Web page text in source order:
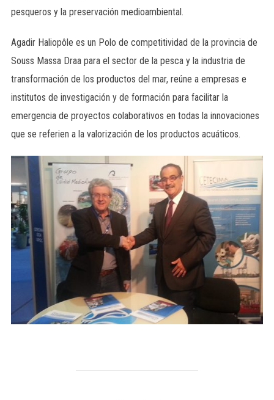
pesqueros y la preservación medioambiental.
Agadir Haliopôle es un Polo de competitividad de la provincia de
Souss Massa Draa para el sector de la pesca y la industria de
transformación de los productos del mar, reúne a empresas e
institutos de investigación y de formación para facilitar la
emergencia de proyectos colaborativos en todas la innovaciones
que se referien a la valorización de los productos acuáticos.